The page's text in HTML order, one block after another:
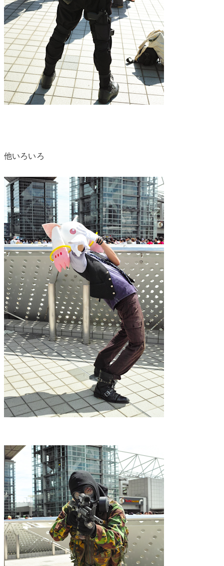
他いろいろ